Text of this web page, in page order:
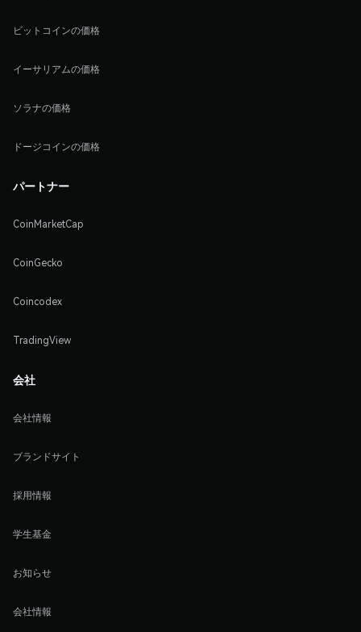
ビットコインの価格
イーサリアムの価格
ソラナの価格
ドージコインの価格
パートナー
CoinMarketCap
CoinGecko
Coincodex
TradingView
会社
会社情報
ブランドサイト
採用情報
学生基金
お知らせ
会社情報